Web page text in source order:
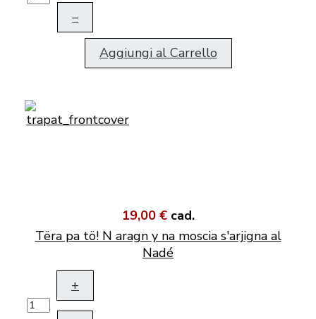
–
Aggiungi al Carrello
19,00 € cad.
Tëra pa tö! N aragn y na moscia s'arjigna al
Nadé
+